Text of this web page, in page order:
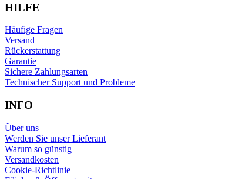
HILFE
Häufige Fragen
Versand
Rückerstattung
Garantie
Sichere Zahlungsarten
Technischer Support und Probleme
INFO
Über uns
Werden Sie unser Lieferant
Warum so günstig
Versandkosten
Cookie-Richtlinie